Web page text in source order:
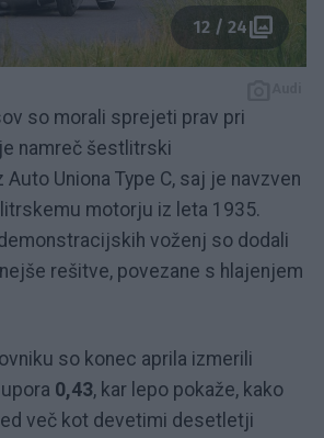
12 / 24
so morali sprejeti prav pri
namreč šestlitrski
Uniona Type C, saj je navzven
motorju iz leta 1935.
voženj so dodali
rešitve, povezane s hlajenjem
so konec aprila izmerili
0,43, kar lepo pokaže, kako
več kot devetimi desetletji